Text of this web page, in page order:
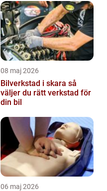
08 maj 2026
Bilverkstad i skara så
väljer du rätt verkstad för
din bil
06 maj 2026